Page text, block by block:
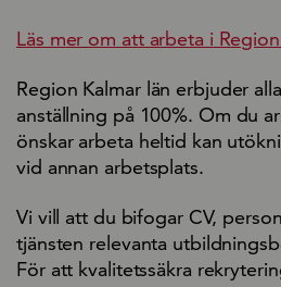
Läs mer om att arbeta i
Region Kalmar län erbjuder
anställning på 100%. Om du
önskar arbeta heltid kan
vid annan arbetsplats.
Vi vill att du bifogar CV,
tjänsten relevanta
För att kvalitetssäkra